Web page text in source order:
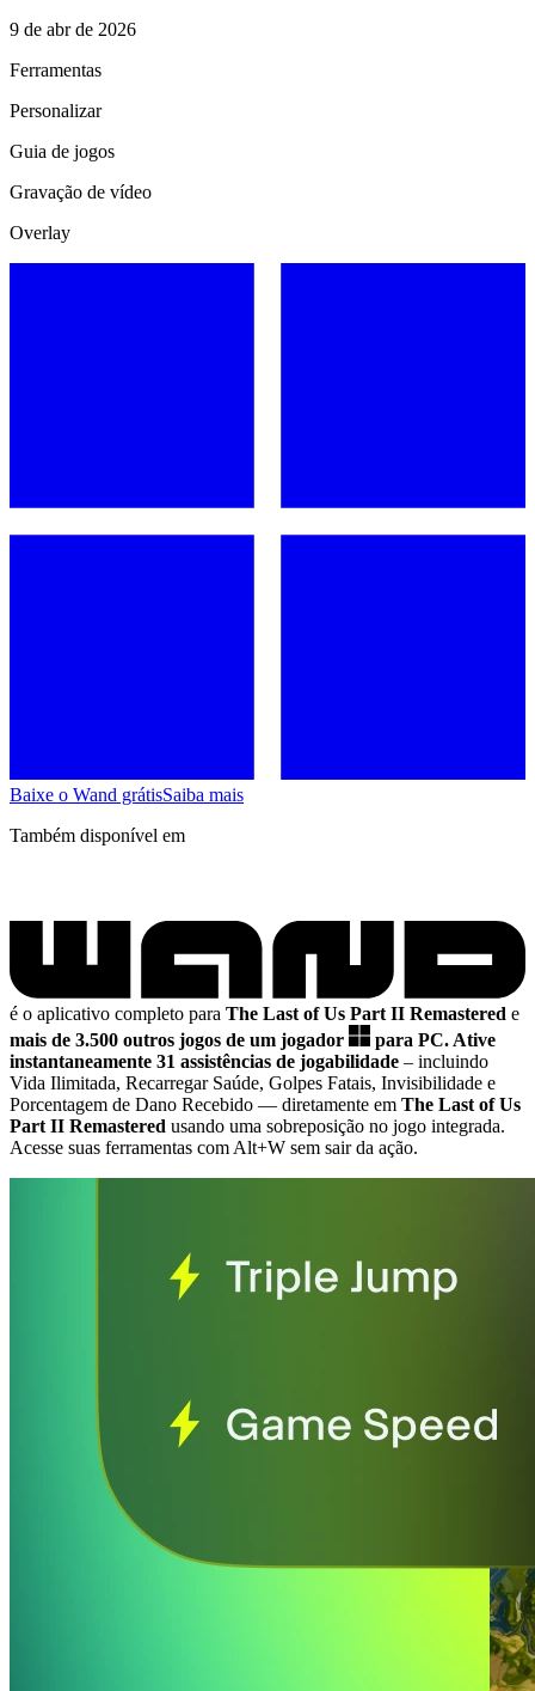
9 de abr de 2026
Ferramentas
Personalizar
Guia de jogos
Gravação de vídeo
Overlay
Baixe o Wand grátisSaiba mais
Também disponível em
é o aplicativo completo para The Last of Us Part II Remastered e
mais de 3.500 outros jogos de um jogador
para PC. Ative
instantaneamente 31 assistências de jogabilidade – incluindo
Vida Ilimitada, Recarregar Saúde, Golpes Fatais, Invisibilidade e
Porcentagem de Dano Recebido — diretamente em The Last of Us
Part II Remastered usando uma sobreposição no jogo integrada.
Acesse suas ferramentas com Alt+W sem sair da ação.